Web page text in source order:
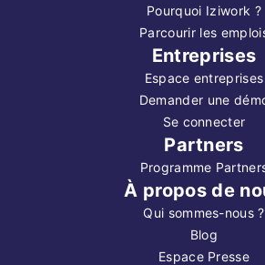
Pourquoi Iziwork ?
Parcourir les
Entreprises
Espace entreprises
Demander une
Se connecter
Partners
Programme
À propos de
Qui sommes-nous ?
Blog
Espace Presse